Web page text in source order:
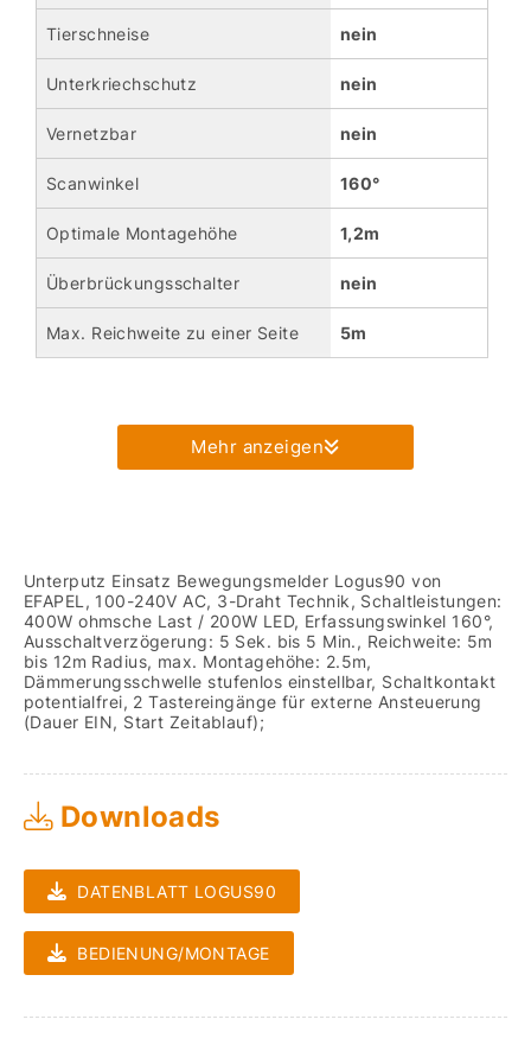
Tierschneise nein
Unterkriechschutz nein
Vernetzbar nein
Scanwinkel 160°
Optimale Montagehöhe 1,2m
Überbrückungsschalter nein
Max. Reichweite zu einer Seite 5m
Mehr anzeigen
Unterputz Einsatz Bewegungsmelder Logus90 von
EFAPEL, 100-240V AC, 3-Draht Technik, Schaltleistungen:
400W ohmsche Last / 200W LED, Erfassungswinkel 160°,
Ausschaltverzögerung: 5 Sek. bis 5 Min., Reichweite: 5m
bis 12m Radius, max. Montagehöhe: 2.5m,
Dämmerungsschwelle stufenlos einstellbar, Schaltkontakt
potentialfrei, 2 Tastereingänge für externe Ansteuerung
(Dauer EIN, Start Zeitablauf);
Downloads
DATENBLATT LOGUS90
BEDIENUNG/MONTAGE